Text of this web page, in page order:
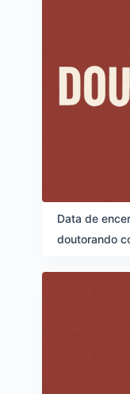
Data de
doutorando